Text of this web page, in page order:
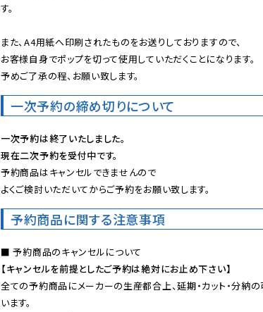
す。
また、A4用紙へ印刷されたものをお送りしておりますので、
お客様自身でポップを切って使用していただくことになります。
予めご了承の程、お願い致します。
一次予約の締め切りについて
一次予約は終了いたしました。
現在二次予約を受付中です。
予約商品はキャンセルできませんので
よくご検討いただいてからご予約をお願い致します。
予約商品に関する注意事項
【キャンセルを前提としたご予約は絶対にお止め下さい】
全ての予約商品にメーカーの生産都合上、延期・カット・分納
います。